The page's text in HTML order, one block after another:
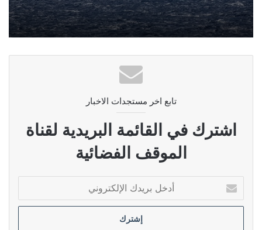
تابع اخر مستجدات الاخبار
اشترك في القائمة البريدية لقناة
الموقف الفضائية
بريدك
الإلكتروني